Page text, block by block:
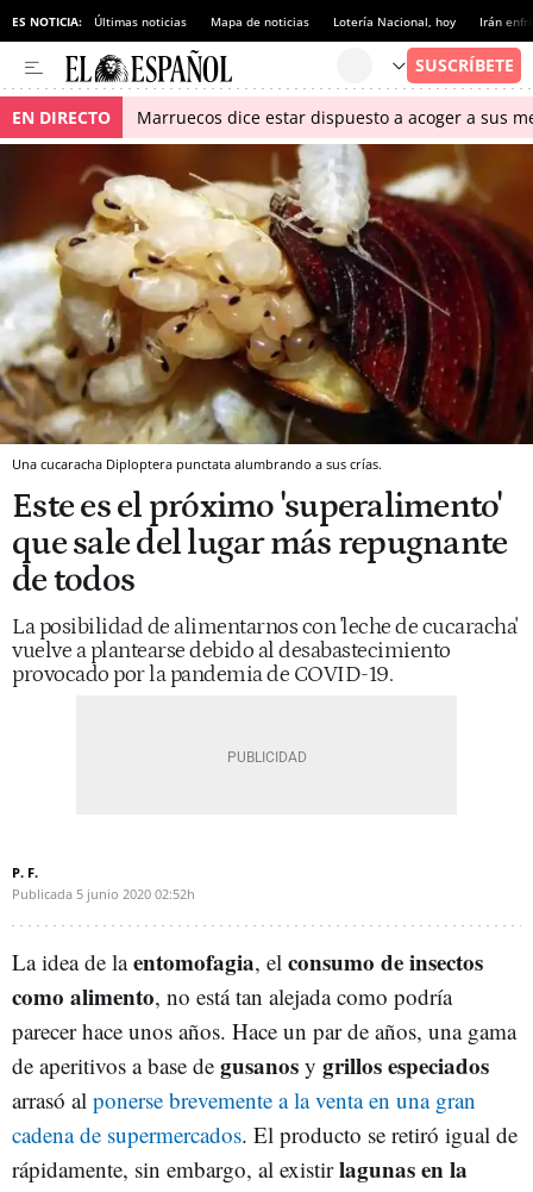
ES NOTICIA: Últimas noticias Mapa de noticias Lotería Nacional, hoy Irán
EN DIRECTO Marruecos dice estar dispuesto a acoger a sus
Una cucaracha Diploptera punctata alumbrando a sus crías.
Este es el próximo 'superalimento'
que sale del lugar más repugnante
de todos
La posibilidad de alimentarnos con 'leche de cucaracha'
vuelve a plantearse debido al desabastecimiento
provocado por la pandemia de COVID-19.
P. F.
Publicada 5 junio 2020 02:52h
La idea de laentomofagia, el consumo de insectos
como alimento, no está tan alejada como podría
parecer hace unos años. Hace un par de años, una gama
de aperitivos a base de gusanos y grillos especiados
arrasó al ponerse brevemente a la venta en una gran
cadena de supermercados. El producto se retiró igual de
rápidamente, sin embargo, al existirlagunas en la